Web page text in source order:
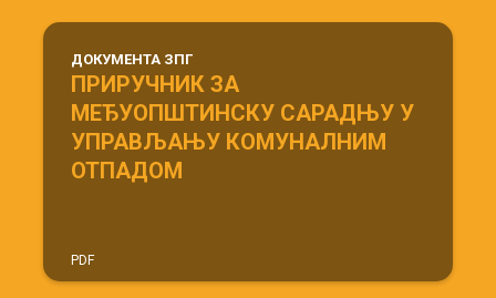
ДОКУМЕНТА ЗПГ
ПРИРУЧНИК ЗА
МЕЂУОПШТИНСКУ САРАДЊУ У
УПРАВЉАЊУ КОМУНАЛНИМ
ОТПАДОМ
PDF